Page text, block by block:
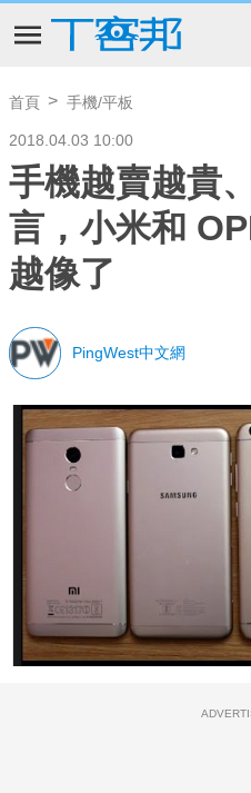
首頁 手機/平板
2018.04.03 10:00
手機越賣越貴
言，小米和
越像了
PingWest中文網